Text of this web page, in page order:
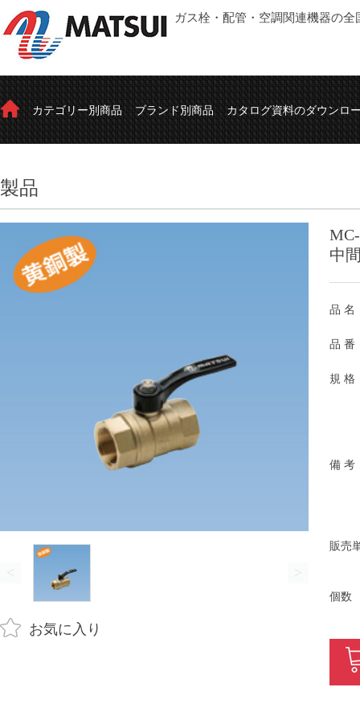
ガス栓・配管・空調関連機器の全
カテゴリー別商品 ブランド別商品 カタログ資料のダウンロ
製品
< >
お気に入り
中
品 名
品 番
規 格
備 考
販売
個数